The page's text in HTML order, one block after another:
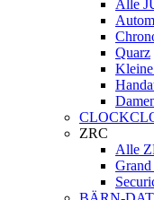
Alle
Quarz
ZRC
Alle
Grand